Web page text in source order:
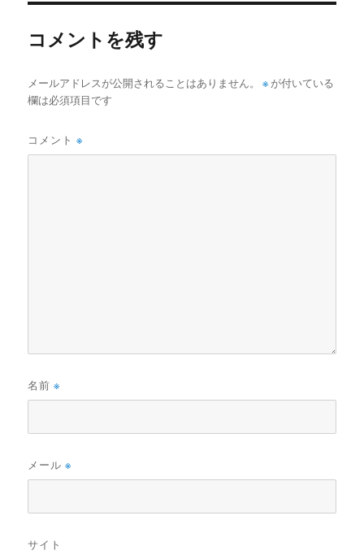
コメントを残す
メールアドレスが公開されることはありません。 ※ が付いている
欄は必須項目です
コメント※
名前※
メール※
サイト